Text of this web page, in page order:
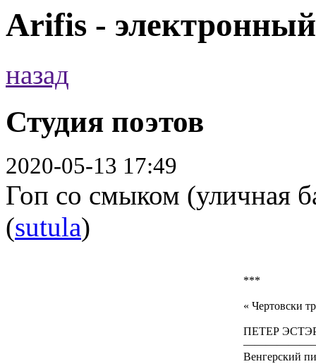
Arifis -
назад
Студия поэтов
2020-05-13 17:49
Гоп со смыком (уличная
(sutula)
***
« Чертовски
ПЕТЕР
Венгерский